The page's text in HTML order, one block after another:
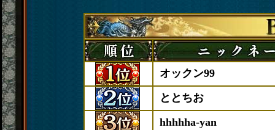
オックン99
ととちお
hhhhha-yan